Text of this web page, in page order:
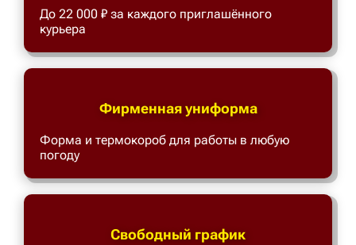
До 22 000 ₽ за каждого приглашённого
курьера
Фирменная униформа
Форма и термокороб для работы в любую
погоду
Свободный график